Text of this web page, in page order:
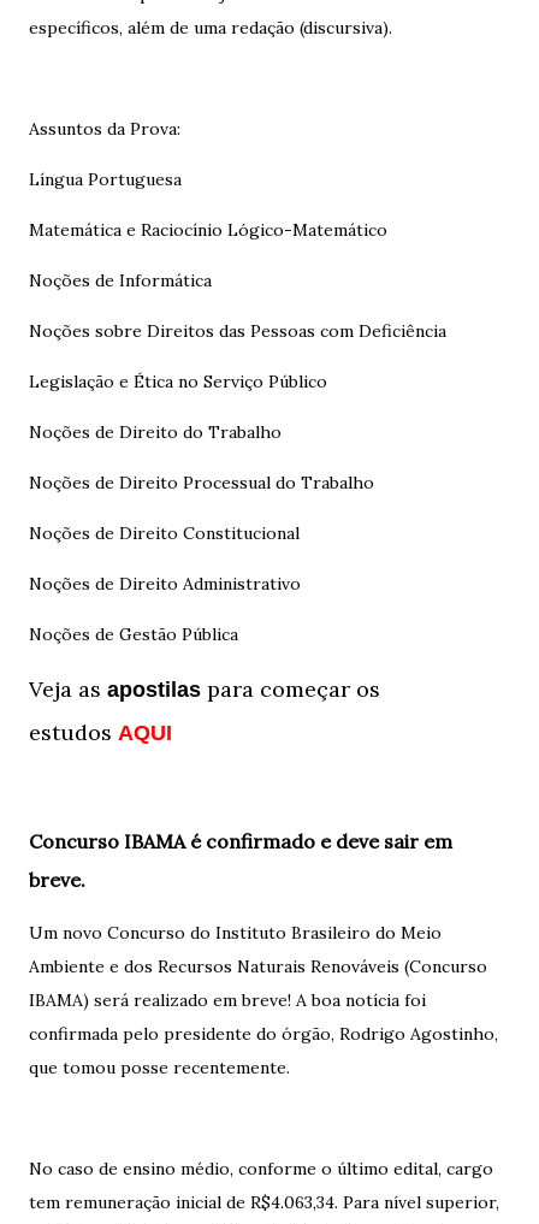
específicos, além de uma redação (discursiva).
Assuntos da Prova:
Língua Portuguesa
Matemática e Raciocínio Lógico-Matemático
Noções de Informática
Noções sobre Direitos das Pessoas com Deficiência
Legislação e Ética no Serviço Público
Noções de Direito do Trabalho
Noções de Direito Processual do Trabalho
Noções de Direito Constitucional
Noções de Direito Administrativo
Noções de Gestão Pública
Veja as apostilas para começar os
estudos AQUI
Concurso IBAMA é confirmado e deve sair em
breve.
Um novo Concurso do Instituto Brasileiro do Meio
Ambiente e dos Recursos Naturais Renováveis (Concurso
IBAMA) será realizado em breve! A boa notícia foi
confirmada pelo presidente do órgão, Rodrigo Agostinho,
que tomou posse recentemente.
No caso de ensino médio, conforme o último edital, cargo
tem remuneração inicial de R$4.063,34. Para nível superior,